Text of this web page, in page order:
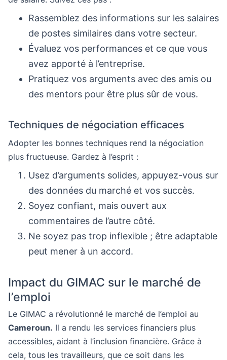
Rassemblez des informations sur les salaires
de postes similaires dans votre secteur.
Évaluez vos performances et ce que vous
avez apporté à l’entreprise.
Pratiquez vos arguments avec des amis ou
des mentors pour être plus sûr de vous.
Techniques de négociation efficaces
Adopter les bonnes techniques rend la négociation
plus fructueuse. Gardez à l’esprit :
Usez d’arguments solides, appuyez-vous sur
des données du marché et vos succès.
Soyez confiant, mais ouvert aux
commentaires de l’autre côté.
Ne soyez pas trop inflexible ; être adaptable
peut mener à un accord.
Impact du GIMAC sur le marché de
l’emploi
Le GIMAC a révolutionné le marché de l’emploi au
Cameroun. Il a rendu les services financiers plus
accessibles, aidant à l’inclusion financière. Grâce à
cela, tous les travailleurs, que ce soit dans les